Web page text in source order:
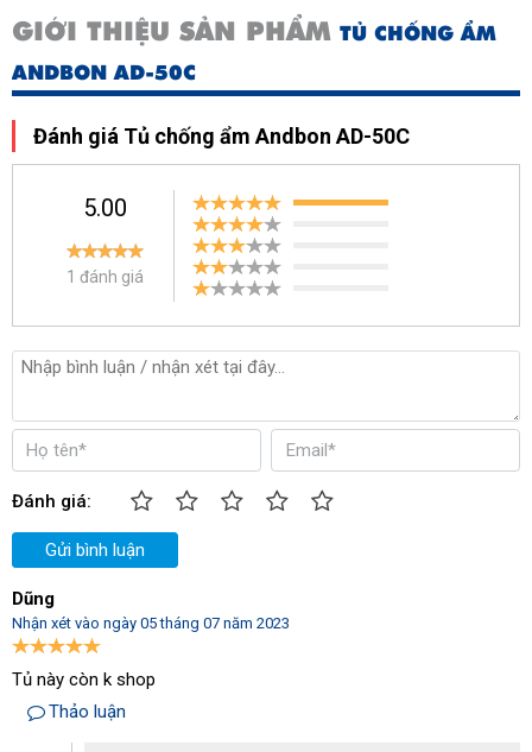
Công suất
Xuất xứ
GIỚI THIỆU SẢN PHẨM TỦ CHỐNG ẨM
ANDBON AD-50C
Đánh giá Tủ chống ẩm Andbon AD-50C
5.00
1 đánh giá
Đánh giá:
Gửi bình luận
Dũng
Nhận xét vào ngày 05 tháng 07 năm 2023
Tủ này còn k shop
Thảo luận